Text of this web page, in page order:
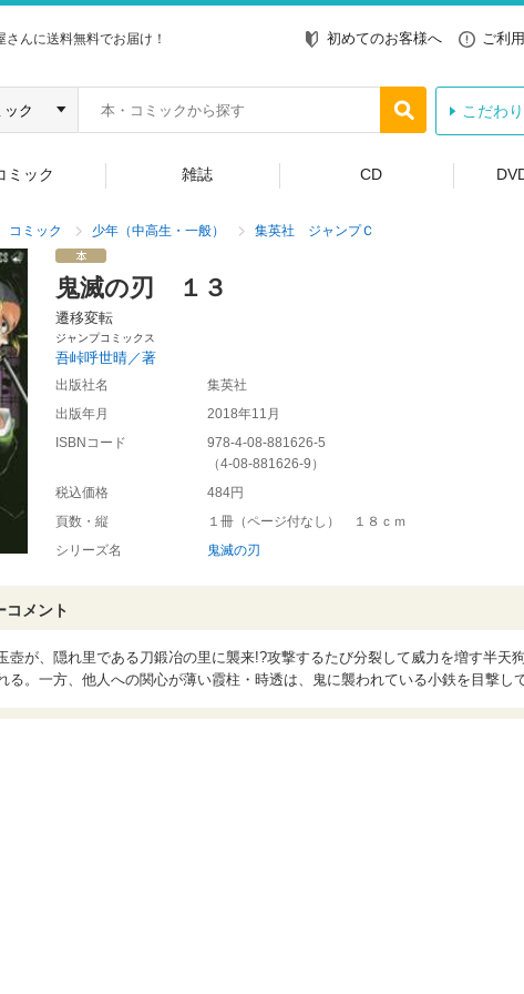
んに送料無料でお届け！ 初めてのお客様へ ご利
こだわ
ミック 雑誌 CD
コミック 少年（中高生・一般） 集英社 ジャンプＣ
鬼滅の刃 １３
遷移変転
ジャンプコミックス
吾峠呼世晴／著
出版社名
集英社
出版年月
2018年11月
ISBNコード
978-4-08-881626-5
（4-08-881626-9 ）
税込価格
484円
頁数・縦
１冊（ページ付なし） １８ｃｍ
シリーズ名
鬼滅の刃
コメント
壺が、隠れ里である刀鍛冶の里に襲来!?攻撃するたび分裂して威力を増す半天
る。一方、他人への関心が薄い霞柱・時透は、鬼に襲われている小鉄を目撃し